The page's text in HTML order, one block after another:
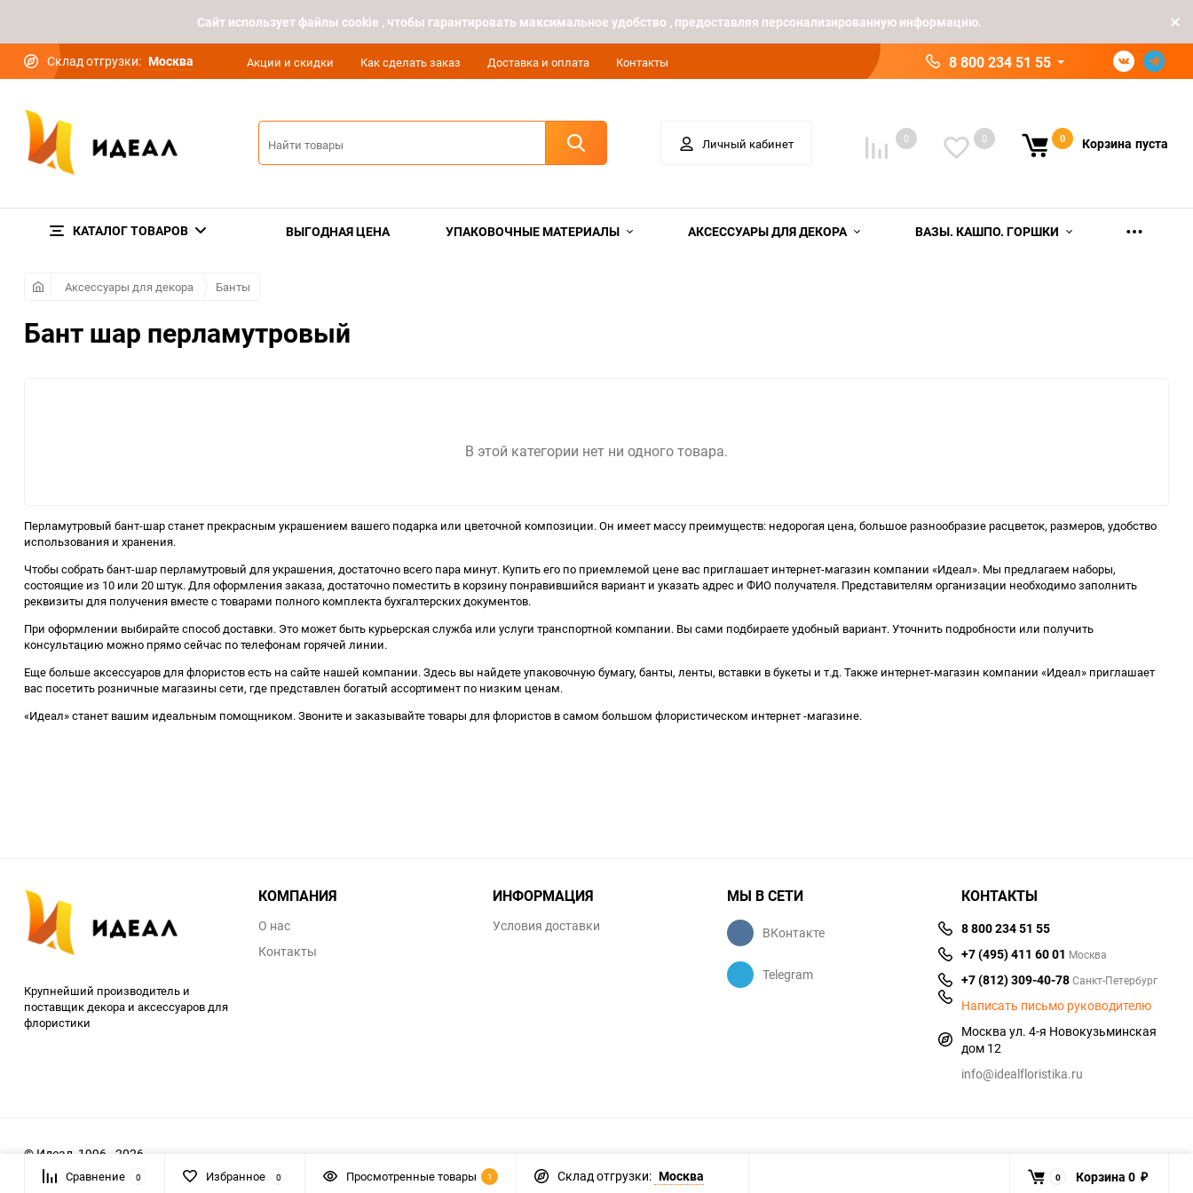
Cайт использует файлы cookie , чтобы гарантировать максимальное удобство , предоставляя персонализированную информацию.
Склад отгрузки: Москва Акции и скидки Как сделать заказ Доставка и оплата Контакты 8 800 234 51 55
Личный кабинет 0 0 0 Корзина пуста
КАТАЛОГ ТОВАРОВ ВЫГОДНАЯ ЦЕНА УПАКОВОЧНЫЕ МАТЕРИАЛЫ АКСЕССУАРЫ ДЛЯ ДЕКОРА ВАЗЫ. КАШПО. ГОРШКИ
Аксессуары для декора Банты
Бант шар перламутровый
В этой категории нет ни одного товара.
Перламутровый бант-шар станет прекрасным украшением вашего подарка или цветочной композиции. Он имеет массу преимуществ: недорогая цена, большое разнообразие расцветок, размеров, удобство
использования и хранения.
Чтобы собрать бант-шар перламутровый для украшения, достаточно всего пара минут. Купить его по приемлемой цене вас приглашает интернет-магазин компании «Идеал». Мы предлагаем наборы,
состоящие из 10 или 20 штук. Для оформления заказа, достаточно поместить в корзину понравившийся вариант и указать адрес и ФИО получателя. Представителям организации необходимо заполнить
реквизиты для получения вместе с товарами полного комплекта бухгалтерских документов.
При оформлении выбирайте способ доставки. Это может быть курьерская служба или услуги транспортной компании. Вы сами подбираете удобный вариант. Уточнить подробности или получить
консультацию можно прямо сейчас по телефонам горячей линии.
Еще больше аксессуаров для флористов есть на сайте нашей компании. Здесь вы найдете упаковочную бумагу, банты, ленты, вставки в букеты и т.д. Также интернет-магазин компании «Идеал» приглашает
вас посетить розничные магазины сети, где представлен богатый ассортимент по низким ценам.
«Идеал» станет вашим идеальным помощником. Звоните и заказывайте товары для флористов в самом большом флористическом интернет -магазине.
Крупнейший производитель и
поставщик декора и аксессуаров для
флористики
КОМПАНИЯ
О нас
Контакты
ИНФОРМАЦИЯ
Условия доставки
МЫ В СЕТИ
ВКонтакте
Telegram
КОНТАКТЫ
8 800 234 51 55
+7 (495) 411 60 01 Москва
+7 (812) 309-40-78Санкт-Петербург
Написать письмо руководителю
Москва ул. 4-я Новокузьминская
дом 12
info@idealfloristika.ru
© Идеал, 1996 - 2026
Сравнение 0 Избранное 0 Просмотренные товары 1 Склад отгрузки: Москва 0 Корзина 0 ₽